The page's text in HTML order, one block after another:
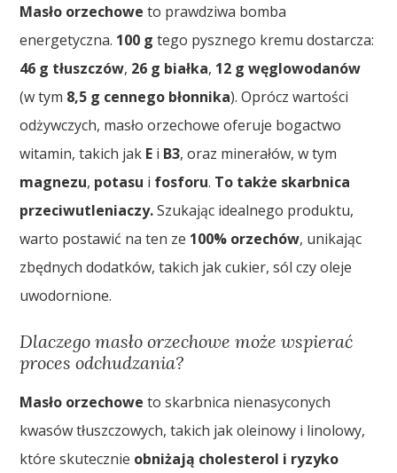
Masło orzechowe to prawdziwa bomba
energetyczna. 100 g tego pysznego kremu dostarcza:
46 g tłuszczów, 26 g białka, 12 g węglowodanów
(w tym 8,5 g cennego błonnika). Oprócz wartości
odżywczych, masło orzechowe oferuje bogactwo
witamin, takich jak E i B3, oraz minerałów, w tym
magnezu, potasu i fosforu. To także skarbnica
przeciwutleniaczy.Szukając idealnego produktu,
warto postawić na ten ze 100% orzechów, unikając
zbędnych dodatków, takich jak cukier, sól czy oleje
uwodornione.
Dlaczego masło orzechowe może wspierać
proces odchudzania?
Masło orzechowe to skarbnica nienasyconych
kwasów tłuszczowych, takich jak oleinowy i linolowy,
które skutecznie obniżają cholesterol i ryzyko